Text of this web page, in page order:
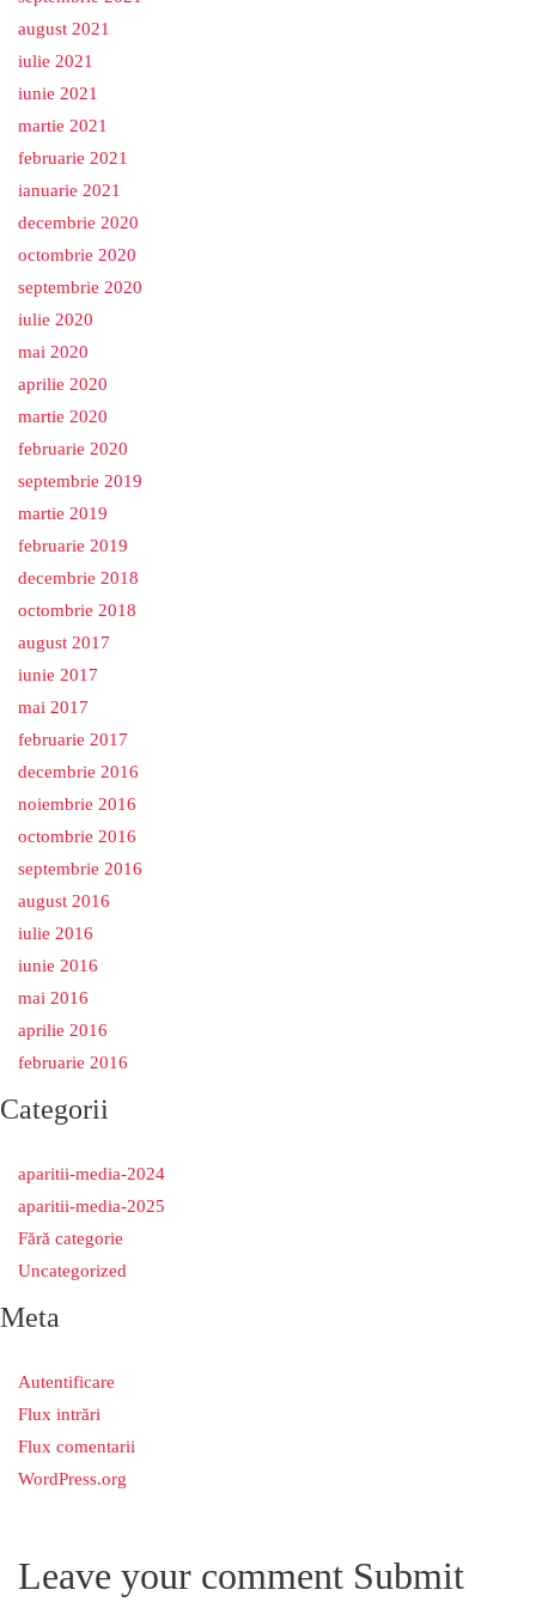
august 2021
iulie 2021
iunie 2021
martie 2021
februarie 2021
ianuarie 2021
decembrie 2020
octombrie 2020
septembrie 2020
iulie 2020
mai 2020
aprilie 2020
martie 2020
februarie 2020
septembrie 2019
martie 2019
februarie 2019
decembrie 2018
octombrie 2018
august 2017
iunie 2017
mai 2017
februarie 2017
decembrie 2016
noiembrie 2016
octombrie 2016
septembrie 2016
august 2016
iulie 2016
iunie 2016
mai 2016
aprilie 2016
februarie 2016
Categorii
aparitii-media-2024
aparitii-media-2025
Fără categorie
Uncategorized
Meta
Autentificare
Flux intrări
Flux comentarii
WordPress.org
Leave your comment Submit